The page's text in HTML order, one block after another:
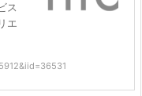
ス
エ